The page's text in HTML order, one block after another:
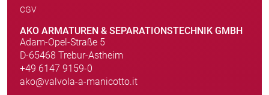
CGV
AKO ARMATUREN & SEPARATIONSTECHNIK GMBH
Adam-Opel-Straße 5
D-65468 Trebur-Astheim
+49 6147 9159-0
ako@valvola-a-manicotto.it